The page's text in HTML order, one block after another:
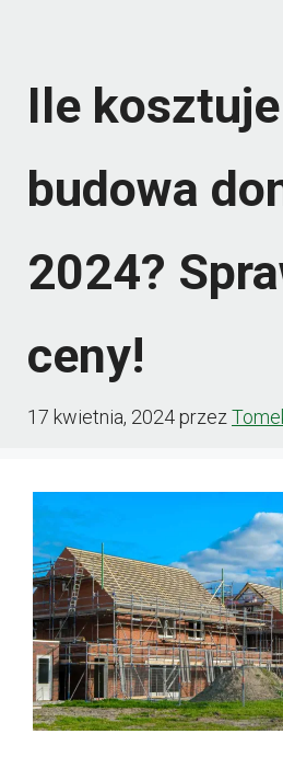
Ile kosztuje
budowa
2024?
ceny!
17 kwietnia, 2024przez